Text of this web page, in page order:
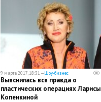
9 марта 2017, 18:31 —Шоу-бизнес
Выяснилась вся правда о
пластических операциях Ларисы
Копенкиной